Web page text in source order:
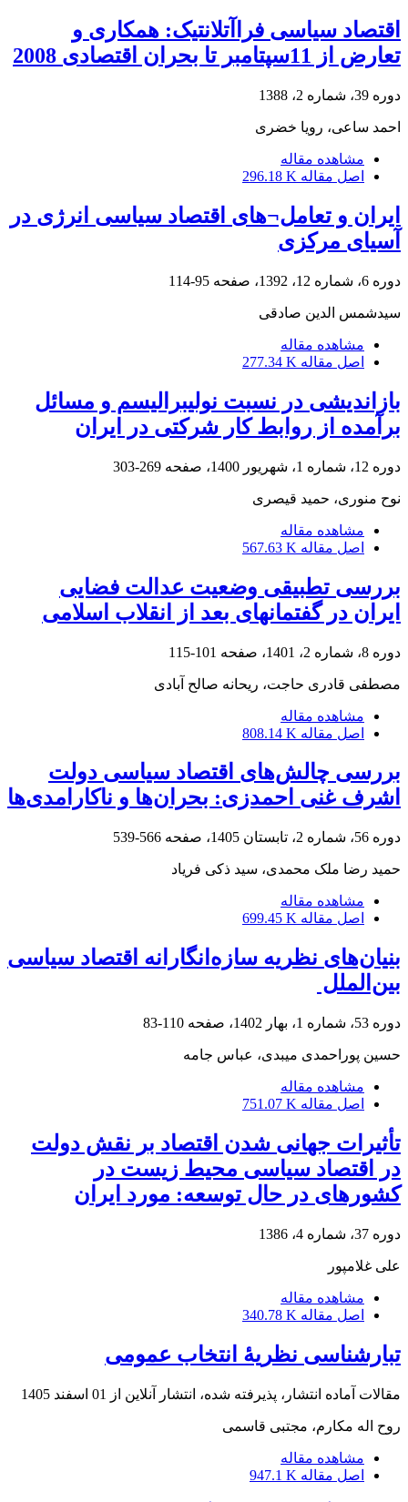
اقتصاد سیاسی فراآتلانتیک: همکاری و
تعارض از 11سپتامبر تا بحران اقتصادی 2008
دوره 39، شماره 2، 1388
احمد ساعی، رویا خضری
مشاهده مقاله
اصل مقاله 296.18 K
ایران و تعامل¬های اقتصاد سیاسی انرژی در
آسیای مرکزی
دوره 6، شماره 12، 1392، صفحه 95-114
سیدشمس الدین صادقی
مشاهده مقاله
اصل مقاله 277.34 K
بازاندیشی در نسبت نولیبرالیسم و مسائل
برآمده از روابط کار شرکتی در ایران
دوره 12، شماره 1، شهریور 1400، صفحه 269-303
نوح منوری، حمید قیصری
مشاهده مقاله
اصل مقاله 567.63 K
بررسی تطبیقی وضعیت عدالت فضایی
ایران در گفتمانهای بعد از انقلاب اسلامی
دوره 8، شماره 2، 1401، صفحه 101-115
مصطفی قادری حاجت، ریحانه صالح آبادی
مشاهده مقاله
اصل مقاله 808.14 K
بررسی چالش‌های اقتصاد سیاسی دولت
اشرف غنی احمدزی: بحران‌ها و ناکارامدی‌ها
دوره 56، شماره 2، تابستان 1405، صفحه 566-539
حمید رضا ملک محمدی، سید ذکی فریاد
مشاهده مقاله
اصل مقاله 699.45 K
بنیان‌های نظریه سازه‌انگارانه اقتصاد سیاسی
بین‌الملل ‏
دوره 53، شماره 1، بهار 1402، صفحه 110-83
حسین پوراحمدی میبدی، عباس جامه
مشاهده مقاله
اصل مقاله 751.07 K
تأثیرات جهانی شدن اقتصاد بر نقش دولت
در اقتصاد سیاسی محیط زیست در
کشورهای در حال توسعه: مورد ایران
دوره 37، شماره 4، 1386
علی غلامپور
مشاهده مقاله
اصل مقاله 340.78 K
تبارشناسی نظریۀ انتخاب عمومی
مقالات آماده انتشار، پذیرفته شده، انتشار آنلاین از 01 اسفند 1405
روح اله مکارم، مجتبی قاسمی
مشاهده مقاله
اصل مقاله 947.1 K